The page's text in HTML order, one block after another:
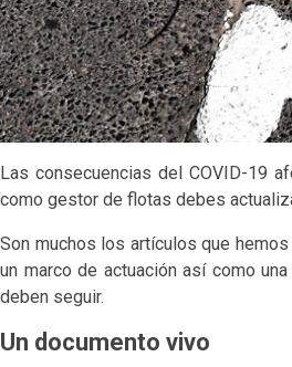
Las consecuencias del COVID-19
como gestor de flotas debes
Son muchos los artículos que
un marco de actuación así como
deben seguir.
Un documento vivo